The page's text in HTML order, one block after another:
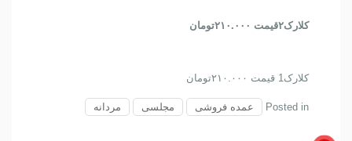
کلارک۲قیمت ۲۱۰.۰۰۰تومان
کلارک1 قیمت ۲۱۰.۰۰۰تومان
Posted in عمده فروشی مجلسی مردانه